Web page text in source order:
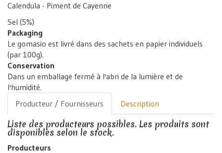
Calendula - Piment de Cayenne
Sel (5%)
Packaging
Le gomasio est livré dans des sachets en papier individuels
(par 100g).
Conservation
Dans un emballage fermé à l'abri de la lumière et de
l'humidité.
Producteur / Fournisseurs
Description
Liste des producteurs possibles. Les produits sont
disponibles selon le stock.
Producteurs